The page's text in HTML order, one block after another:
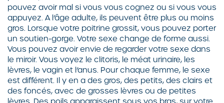
pouvez avoir mal si vous vous cognez ou si vous vous
appuyez. A l’âge adulte, ils peuvent être plus ou moins
gros. Lorsque votre poitrine grossit, vous pouvez porter
un soutien-gorge. Votre sexe change de forme aussi.
Vous pouvez avoir envie de regarder votre sexe dans
le miroir. Vous voyez le clitoris, le méat urinaire, les
lèvres, le vagin et l’anus. Pour chaque femme, le sexe
est différent. Il y en a des gros, des petits, des clairs et
des foncés, avec de grosses lèvres ou de petites